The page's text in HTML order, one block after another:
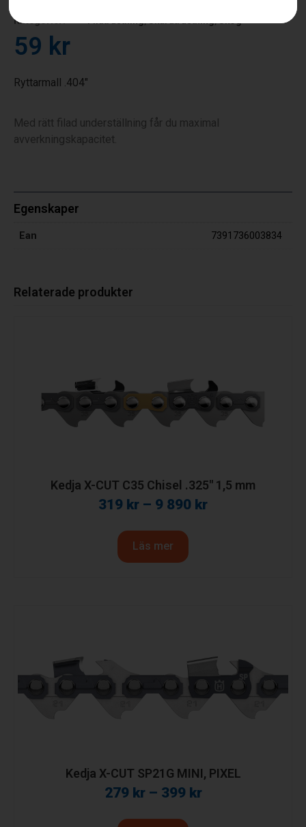
Kategorier:
59 kr
Ryttarmall .404″
Med rätt filad underställning får du maximal
avverkningskapacitet.
Egenskaper
Ean 7391736003834
Relaterade produkter
Kedja X-CUT C35 Chisel .325″ 1,5 mm
319 kr – 9 890 kr
Läs mer
Kedja X-CUT SP21G MINI, PIXEL
279 kr– 399 kr